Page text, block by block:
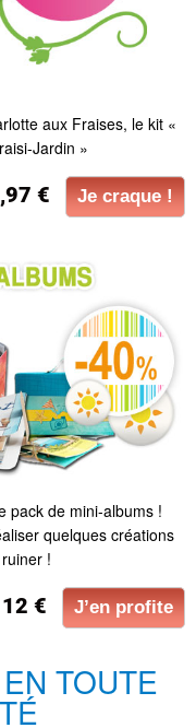
aux Fraises, le kit «
Jardin »
€ Je craque !
pack de mini-albums !
quelques créations
!
12 € J’en profite
TOUTE